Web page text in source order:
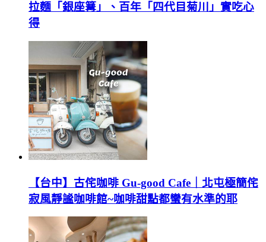
拉麵「銀座篝」、百年「四代目菊川」實吃心
得
【台中】古侘咖啡 Gu-good Cafe｜北屯極簡侘
寂風靜謐咖啡館~咖啡甜點都蠻有水準的耶